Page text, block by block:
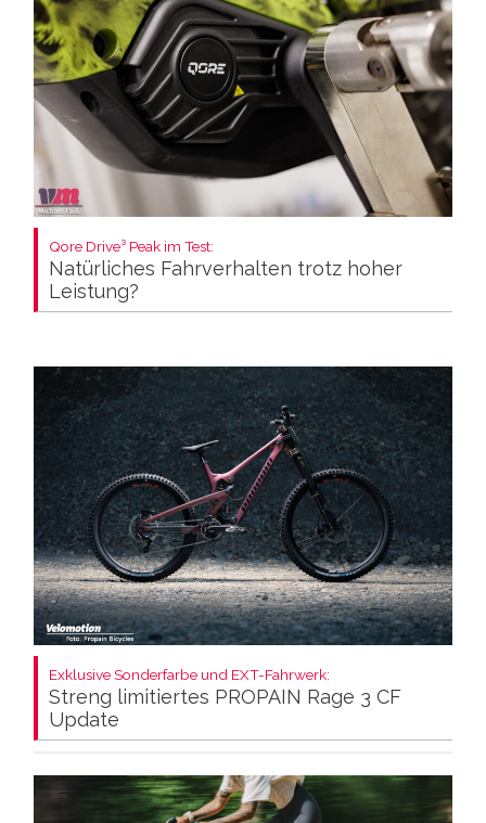
Qore Drive³ Peak im Test:
Natürliches Fahrverhalten trotz hoher
Leistung?
Exklusive Sonderfarbe und EXT-Fahrwerk:
Streng limitiertes PROPAIN Rage 3 CF
Update